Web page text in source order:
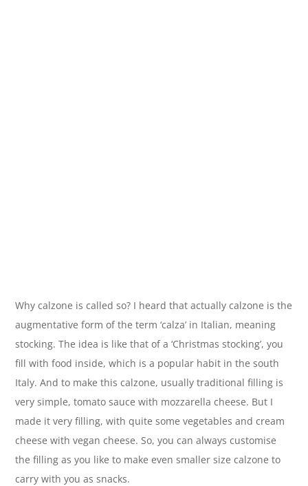
Why calzone is called so? I heard that actually calzone is the
augmentative form of the term ‘calza’ in Italian, meaning
stocking. The idea is like that of a ‘Christmas stocking’, you
fill with food inside, which is a popular habit in the south
Italy. And to make this calzone, usually traditional filling is
very simple, tomato sauce with mozzarella cheese. But I
made it very filling, with quite some vegetables and cream
cheese with vegan cheese. So, you can always customise
the filling as you like to make even smaller size calzone to
carry with you as snacks.